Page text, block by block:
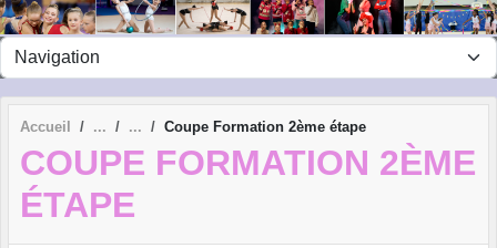
Accueil Coupe Formation 2ème étape
COUPE FORMATION 2ÈME
ÉTAPE